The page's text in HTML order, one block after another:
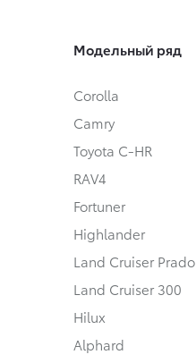
Модельный ряд
Corolla
Camry
Toyota C-HR
RAV4
Fortuner
Highlander
Land Cruiser Prado
Land Cruiser 300
Hilux
Alphard